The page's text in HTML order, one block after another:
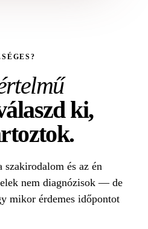
ki,
szakirodalom és az én
nem diagnózisok — de
mikor érdemes időpontot